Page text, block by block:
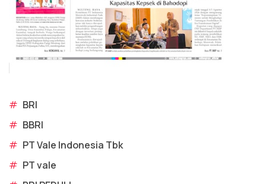
# BRI
# BBRI
# PT Vale Indonesia Tbk
# PT vale